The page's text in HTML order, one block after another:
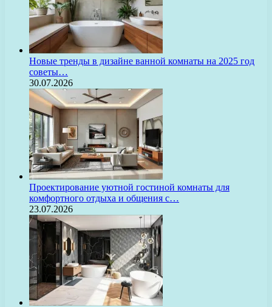
Новые тренды в дизайне ванной комнаты на 2025 год
советы…
30.07.2026
Проектирование уютной гостиной комнаты для
комфортного отдыха и общения с…
23.07.2026